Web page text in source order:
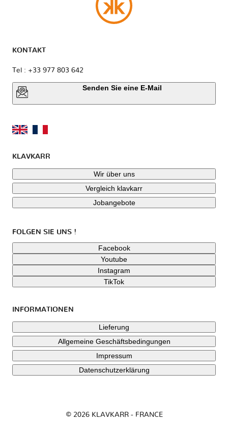
KONTAKT
Tel : +33 977 803 642
Senden Sie eine E-Mail
KLAVKARR
Wir über uns
Vergleich klavkarr
Jobangebote
FOLGEN SIE UNS !
Facebook
Youtube
Instagram
TikTok
INFORMATIONEN
Lieferung
Allgemeine Geschäftsbedingungen
Impressum
Datenschutzerklärung
© 2026 KLAVKARR - FRANCE